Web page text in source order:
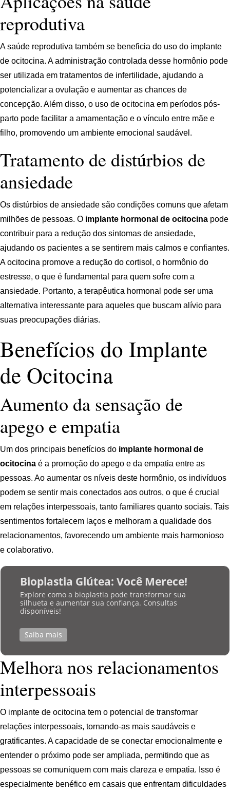
reprodutiva
A saúde reprodutiva também se beneficia do uso do implante
de ocitocina. A administração controlada desse hormônio pode
ser utilizada em tratamentos de infertilidade, ajudando a
potencializar a ovulação e aumentar as chances de
concepção. Além disso, o uso de ocitocina em períodos pós-
parto pode facilitar a amamentação e o vínculo entre mãe e
filho, promovendo um ambiente emocional saudável.
Tratamento de distúrbios de
ansiedade
Os distúrbios de ansiedade são condições comuns que afetam
milhões de pessoas. O implante hormonal de ocitocina pode
contribuir para a redução dos sintomas de ansiedade,
ajudando os pacientes a se sentirem mais calmos e confiantes.
A ocitocina promove a redução do cortisol, o hormônio do
estresse, o que é fundamental para quem sofre com a
ansiedade. Portanto, a terapêutica hormonal pode ser uma
alternativa interessante para aqueles que buscam alívio para
suas preocupações diárias.
Benefícios do Implante
de Ocitocina
Aumento da sensação de
apego e empatia
Um dos principais benefícios do implante hormonal de
ocitocina é a promoção do apego e da empatia entre as
pessoas. Ao aumentar os níveis deste hormônio, os indivíduos
podem se sentir mais conectados aos outros, o que é crucial
em relações interpessoais, tanto familiares quanto sociais. Tais
sentimentos fortalecem laços e melhoram a qualidade dos
relacionamentos, favorecendo um ambiente mais harmonioso
e colaborativo.
Bioplastia Glútea: Você Merece!
Explore como a bioplastia pode transformar sua
silhueta e aumentar sua confiança. Consultas
disponíveis!
Saiba mais
Melhora nos relacionamentos
interpessoais
O implante de ocitocina tem o potencial de transformar
relações interpessoais, tornando-as mais saudáveis e
gratificantes. A capacidade de se conectar emocionalmente e
entender o próximo pode ser ampliada, permitindo que as
pessoas se comuniquem com mais clareza e empatia. Isso é
especialmente benéfico em casais que enfrentam dificuldades